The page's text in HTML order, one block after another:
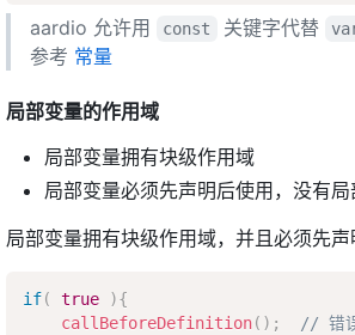
aardio 允许用 const 关键字代替
参考 常量
局部变量的作用域
局部变量拥有块级作用域
局部变量必须先声明后使用，没有
局部变量拥有块级作用域，并且必须先声
if( true ){
callBeforeDefinition( ) ;
// 错